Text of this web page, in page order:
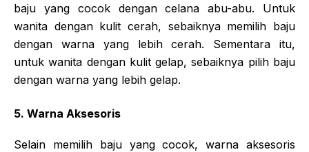
baju yang cocok dengan celana abu-abu. Untuk
wanita dengan kulit cerah, sebaiknya memilih baju
dengan warna yang lebih cerah. Sementara itu,
untuk wanita dengan kulit gelap, sebaiknya pilih baju
dengan warna yang lebih gelap.
5. Warna Aksesoris
Selain memilih baju yang cocok, warna aksesoris